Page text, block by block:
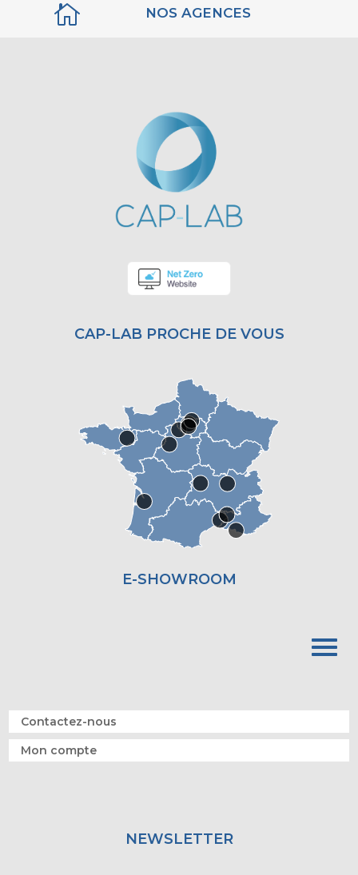
 NOS AGENCES
CAP-LAB PROCHE DE VOUS
E-SHOWROOM
Contactez-nous
Mon compte
NEWSLETTER